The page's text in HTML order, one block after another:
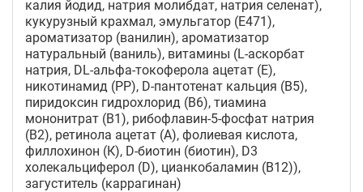
калия йодид, натрия молибдат, натрия селенат),
кукурузный крахмал, эмульгатор (Е471),
ароматизатор (ванилин), ароматизатор
натуральный (ваниль), витамины (L-аскорбат
натрия, DL-альфа-токоферола ацетат (E),
никотинамид (PP), D-пантотенат кальция (B5),
пиридоксин гидрохлорид (В6), тиамина
мононитрат (B1), рибофлавин-5-фосфат натрия
(B2), ретинола ацетат (А), фолиевая кислота,
филлохинон (К), D-биотин (биотин), D3
холекальциферол (D), цианкобаламин (В12)),
загуститель (каррагинан)